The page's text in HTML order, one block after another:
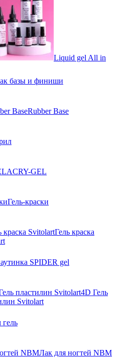
Liquid gel All in
базы и финиши
Rubber Base
ACRY-GEL
Гель-краски
Гель краска
SPIDER gel
4D Гель
Svitolart
Лак для ногтей NBM